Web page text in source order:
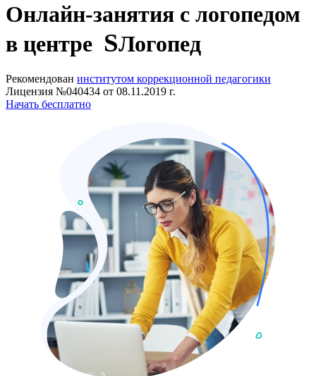
Онлайн-занятия с логопедом
в центре SЛогопед
Рекомендован институтом коррекционной педагогики
Лицензия №040434 от 08.11.2019 г.
Начать бесплатно